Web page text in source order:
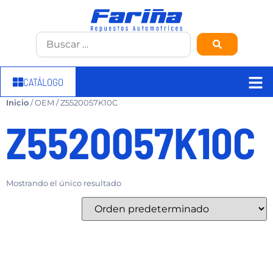
CATÁLOGO
Inicio/ OEM / Z5520057K10C
Z5520057K10C
Mostrando el único resultado